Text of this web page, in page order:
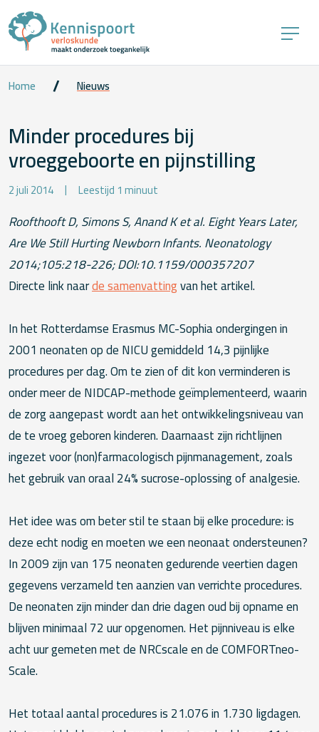
Home Nieuws
Minder procedures bij
vroeggeboorte en pijnstilling
2 juli 2014 Leestijd 1 minuut
Roofthooft D, Simons S, Anand K et al. Eight Years Later,
Are We Still Hurting Newborn Infants. Neonatology
2014;105:218-226; DOI:10.1159/000357207
Directe link naarde samenvattingvan het artikel.
In het Rotterdamse Erasmus MC-Sophia ondergingen in
2001 neonaten op de NICU gemiddeld 14,3 pijnlijke
procedures per dag. Om te zien of dit kon verminderen is
onder meer de NIDCAP-methode geïmplementeerd, waarin
de zorg aangepast wordt aan het ontwikkelingsniveau van
de te vroeg geboren kinderen. Daarnaast zijn richtlijnen
ingezet voor (non)farmacologisch pijnmanagement, zoals
het gebruik van oraal 24% sucrose-oplossing of analgesie.
Het idee was om beter stil te staan bij elke procedure: is
deze echt nodig en moeten we een neonaat ondersteunen?
In 2009 zijn van 175 neonaten gedurende veertien dagen
gegevens verzameld ten aanzien van verrichte procedures.
De neonaten zijn minder dan drie dagen oud bij opname en
blijven minimaal 72 uur opgenomen. Het pijnniveau is elke
acht uur gemeten met de NRCscale en de COMFORTneo-
Scale.
Het totaal aantal procedures is 21.076 in 1.730 ligdagen.